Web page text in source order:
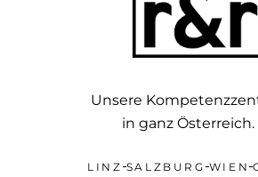
Unsere
in ganz Österreich.
LINZ SALZBURG WIEN